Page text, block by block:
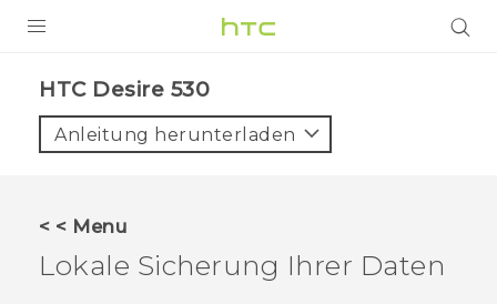
VIVE
HTC Desire 530‎
Anleitung herunterladen
< < Menu
Lokale Sicherung Ihrer Daten